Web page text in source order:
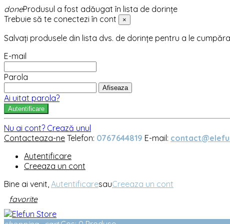
doneProdusul a fost adăugat în lista de dorințe
Trebuie să te conectezi în cont
×
Salvați produsele din lista dvs. de dorințe pentru a le
E-mail
Parola
Afiseaza
Ai uitat parola?
Autentificare
Nu ai cont? Crează unul
Contacteaza-ne Telefon: 0767644819 E-mail:
Autentificare
Creeaza un cont
Bine ai venit, AutentificaresauCreeaza un cont
favorite